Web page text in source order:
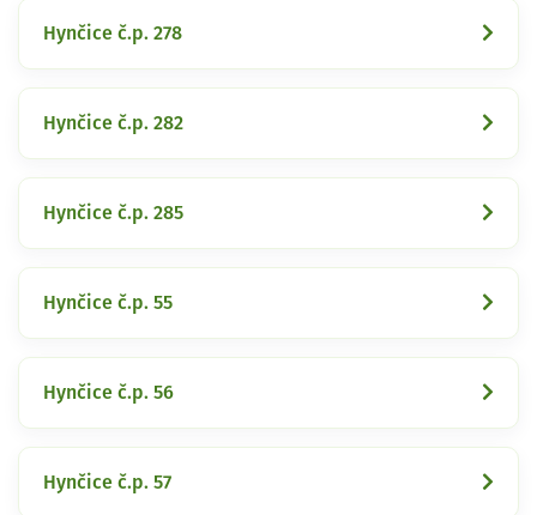
Hynčice č.p. 278
Hynčice č.p. 282
Hynčice č.p. 285
Hynčice č.p. 55
Hynčice č.p. 56
Hynčice č.p. 57